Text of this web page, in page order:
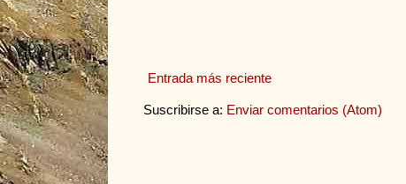
Entrada más reciente
Suscribirse a: Enviar comentarios (Atom)